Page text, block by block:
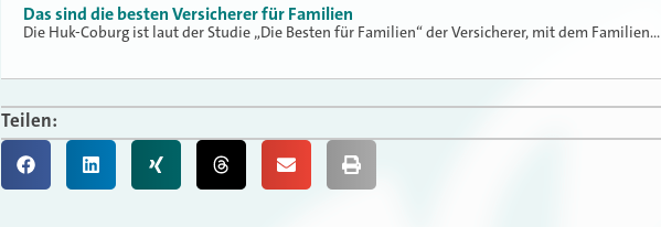
Das sind die besten Versicherer für Familien
Die Huk-Coburg ist laut der Studie „Die Besten für Familien“ der Versicherer, mit dem Familien…
Teilen: